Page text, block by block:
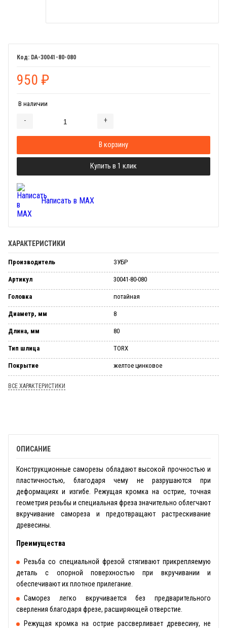
DA-30041-80-080
950 ₽
В наличии
- +
В корзину
Купить в 1 клик
Написать в MAX
ХАРАКТЕРИСТИКИ
Производитель ЗУБР
Артикул 30041-80-080
Головка потайная
Диаметр, мм 8
Длина, мм 80
Тип шлица TORX
Покрытие желтое цинковое
ВСЕ ХАРАКТЕРИСТИКИ
ОПИСАНИЕ
Конструкционные саморезы обладают высокой прочностью и
пластичностью, благодаря чему не разрушаются при
деформациях и изгибе. Режущая кромка на острие, точная
геометрия резьбы и специальная фреза значительно облегчают
вкручивание самореза и предотвращают растрескивание
древесины.
Преимущества
Резьба со специальной фрезой стягивают прикрепляемую
деталь с опорной поверхностью при вкручивании и
обеспечивают их плотное прилегание.
Саморез легко вкручивается без предварительного
сверления благодаря фрезе, расширяющей отверстие.
Режущая кромка на острие рассверливает древесину, не